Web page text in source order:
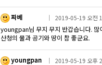
짜베 ｜ 2019-05-19 오전
youngpan님 무지 무지 반갑습니다. 많
산청의 물과 공기와 땅이 참 좋군요.
youngpan ｜ 2019-05-19 오후